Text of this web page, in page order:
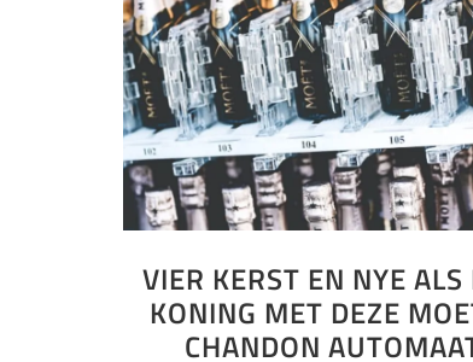
VIER KERST EN NYE ALS
KONING MET DEZE
CHANDON